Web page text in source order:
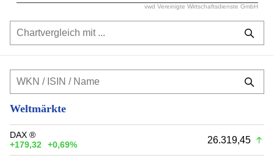
vwd Vereinigte Wirtschaftsdienste GmbH
Weltmärkte
DAX ®
+179,32
+0,69% 26.319,45